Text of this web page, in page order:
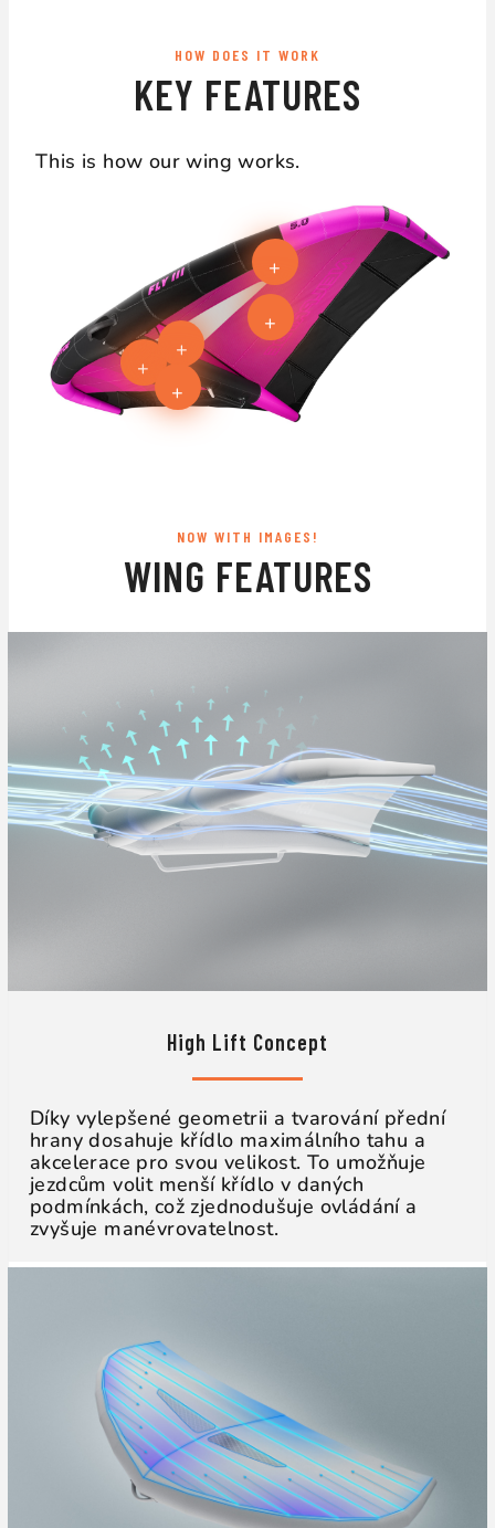
HOW DOES IT WORK
KEY FEATURES
This is how our wing works.
+
+
+
+
+
NOW WITH IMAGES!
WING FEATURES
High Lift Concept
Díky vylepšené geometrii a tvarování přední
hrany dosahuje křídlo maximálního tahu a
akcelerace pro svou velikost. To umožňuje
jezdcům volit menší křídlo v daných
podmínkách, což zjednodušuje ovládání a
zvyšuje manévrovatelnost.